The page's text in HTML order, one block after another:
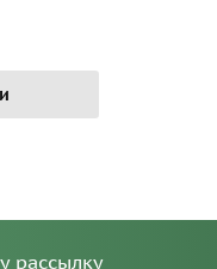
рассылку